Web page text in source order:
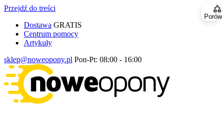
Przejdź do treści
Dostawa GRATIS
Centrum pomocy
Artykuły
sklep@noweopony.pl Pon-Pt: 08:00 - 16:00